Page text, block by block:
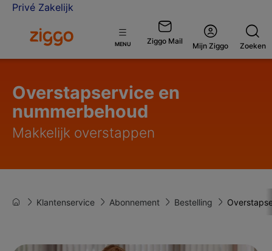
Privé Zakelijk
Ga naar de Ziggo homepage
MENU Ziggo Mail Open
Mijn Ziggo
Zoeken
Overstapservice en
nummerbehoud
Makkelijk overstappen
Klantenservice Abonnement Bestelling